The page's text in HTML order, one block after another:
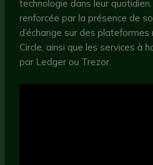
technologie dans leur
renforcée par la présence de
d’échange sur des plateformes
Circle, ainsi que les services à
par Ledger ou Trezor.